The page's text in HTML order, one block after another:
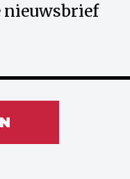
nieuwsbrief